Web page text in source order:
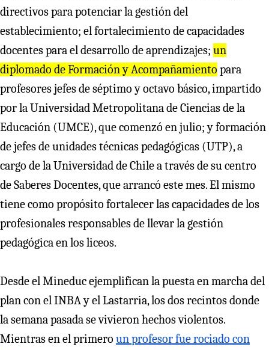
directivos para potenciar la gestión del
establecimiento; el fortalecimiento de capacidades
docentes para el desarrollo de aprendizajes; un
diplomado de Formación y Acompañamiento para
profesores jefes de séptimo y octavo básico, impartido
por la Universidad Metropolitana de Ciencias de la
Educación (UMCE), que comenzó en julio; y formación
de jefes de unidades técnicas pedagógicas (UTP), a
cargo de la Universidad de Chile a través de su centro
de Saberes Docentes, que arrancó este mes. El mismo
tiene como propósito fortalecer las capacidades de los
profesionales responsables de llevar la gestión
pedagógica en los liceos.
Desde el Mineduc ejemplifican la puesta en marcha del
plan con el INBA y el Lastarria, los dos recintos donde
la semana pasada se vivieron hechos violentos.
Mientras en el primero un profesor fue rociado con